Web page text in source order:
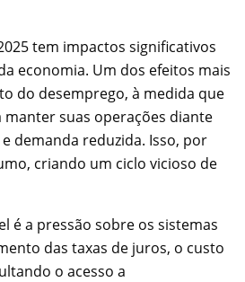
tem impactos significativos
economia. Um dos efeitos mais
do desemprego, à medida que
suas operações diante
demanda reduzida. Isso, por
criando um ciclo vicioso de
é a pressão sobre os sistemas
das taxas de juros, o custo
o acesso a